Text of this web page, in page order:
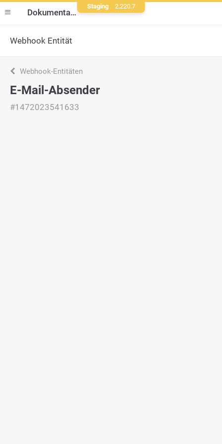
Dokumentation
Webhook Entität
Webhook-Entitäten
E-Mail-Absender
#1472023541633
Staging 2.220.7